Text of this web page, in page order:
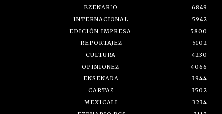
EZENARIO
6849
INTERNACIONAL
5942
EDICIÓN IMPRESA
5800
REPORTAJEZ
5102
CULTURA
4230
OPINIONEZ
4066
ENSENADA
3944
CARTAZ
3502
MEXICALI
3234